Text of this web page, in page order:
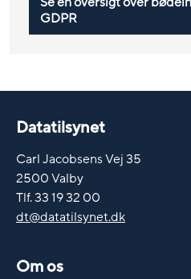
GDPR
Datatilsynet
Carl Jacobsens Vej 35
2500 Valby
Tlf. 33 19 32 00
dt@datatilsynet.dk
Om os